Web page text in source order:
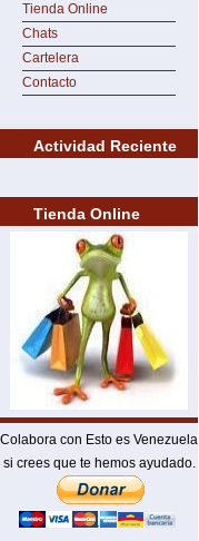
Tienda Online
Chats
Cartelera
Contacto
Actividad Reciente
Tienda Online
Colabora con Esto es Venezuela
si crees que te hemos ayudado.